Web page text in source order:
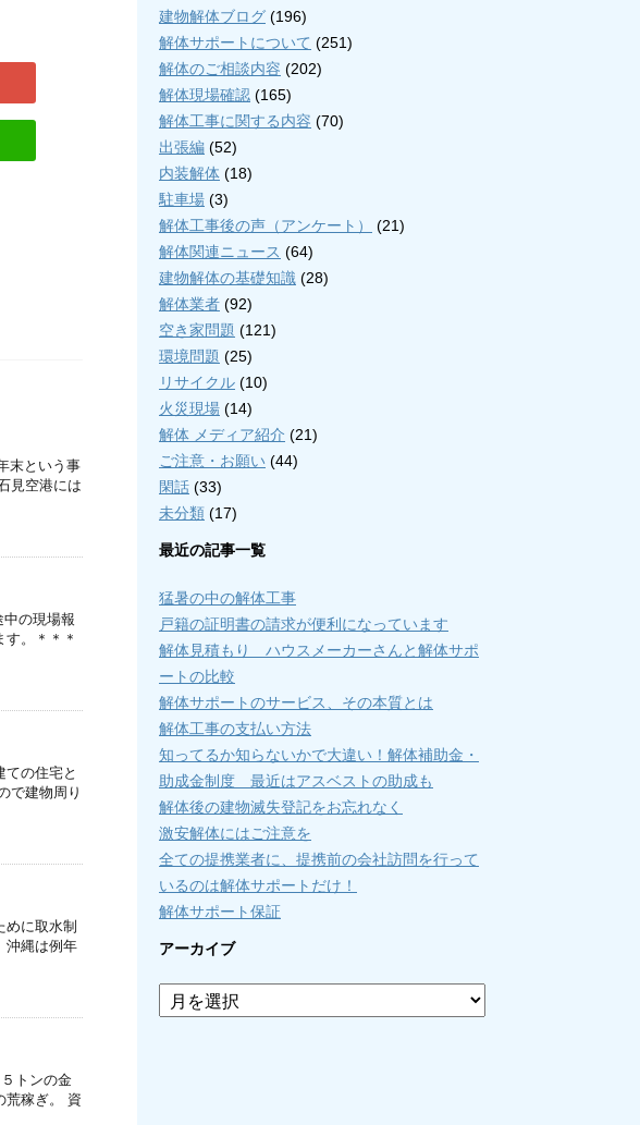
末という事
見空港には
の現場報
。＊＊＊
の住宅と
で建物周り
に取水制
沖縄は例年
トンの金
荒稼ぎ。 資
建物解体ブログ (196)
解体サポートについて (251)
解体のご相談内容 (202)
解体現場確認 (165)
解体工事に関する内容 (70)
出張編 (52)
内装解体 (18)
駐車場 (3)
解体工事後の声（アンケート）
(21)
解体関連ニュース (64)
建物解体の基礎知識 (28)
解体業者 (92)
空き家問題 (121)
環境問題 (25)
リサイクル (10)
火災現場 (14)
解体 メディア紹介 (21)
ご注意・お願い (44)
閑話 (33)
未分類 (17)
最近の記事一覧
猛暑の中の解体工事
戸籍の証明書の請求が便利になっています
解体見積もり ハウスメーカーさんと解体サポ
ートの比較
解体サポートのサービス、その本質とは
解体工事の支払い方法
知ってるか知らないかで大違い！解体補助金・
助成金制度 最近はアスベストの助成も
解体後の建物滅失登記をお忘れなく
激安解体にはご注意を
全ての提携業者に、提携前の会社訪問を行って
いるのは解体サポートだけ！
解体サポート保証
アーカイブ
ア
ー